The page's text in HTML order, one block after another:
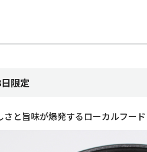
限定
と旨味が爆発するローカルフード